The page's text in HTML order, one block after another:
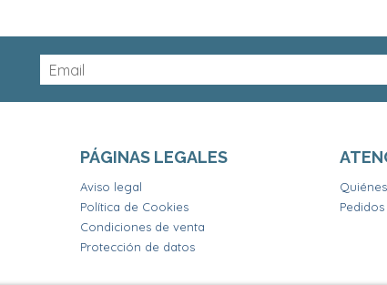
PÁGINAS LEGALES
Aviso legal
Política de Cookies
Condiciones de venta
Protección de datos